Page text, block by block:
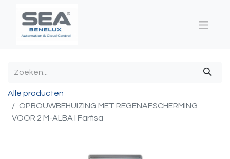
Alle producten
OPBOUWBEHUIZING MET REGENAFSCHERMING
VOOR 2 M-ALBA I Farfisa